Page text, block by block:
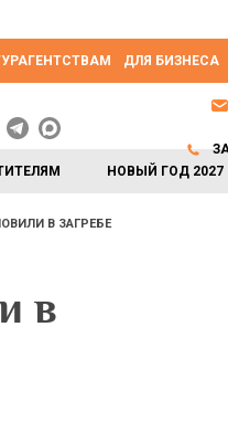
ДЛЯ БИЗНЕСА
НОВЫЙ ГОД 2027
В ЗАГРЕБЕ
в